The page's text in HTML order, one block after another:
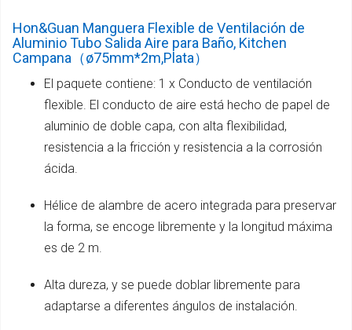
Hon&Guan Manguera Flexible de Ventilación de
Aluminio Tubo Salida Aire para Baño, Kitchen
Campana（ø75mm*2m,Plata）
El paquete contiene: 1 x Conducto de ventilación
flexible. El conducto de aire está hecho de papel de
aluminio de doble capa, con alta flexibilidad,
resistencia a la fricción y resistencia a la corrosión
ácida.
Hélice de alambre de acero integrada para preservar
la forma, se encoge libremente y la longitud máxima
es de 2 m.
Alta dureza, y se puede doblar libremente para
adaptarse a diferentes ángulos de instalación.